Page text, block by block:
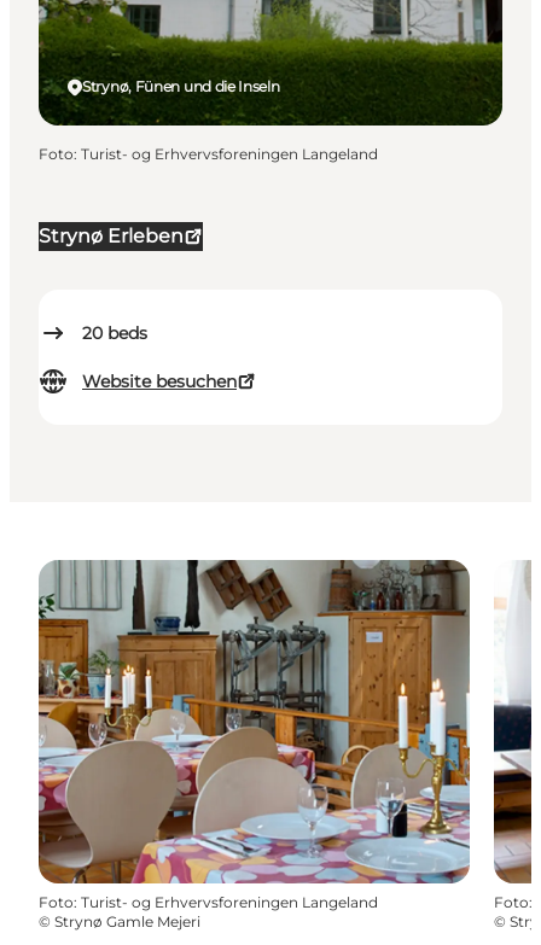
Strynø Erleben
20 beds
Website besuchen
Strynø, Fünen und die Inseln
Foto: Turist- og Erhvervsforeningen Langeland
Foto: Turist- og Erhvervsforeningen Langeland
© Strynø Gamle Mejeri
Foto:
©